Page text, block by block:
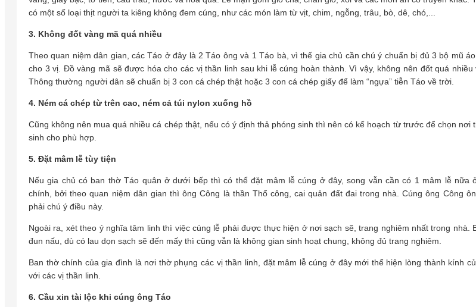
có một số loại thịt người ta kiêng không đem cúng, như các món làm từ vịt, chim, ngỗng, trâu, bò, dê, chó,...
3. Không đốt vàng mã quá nhiều
Theo quan niệm dân gian, các Táo ở đây là 2 Táo ông và 1 Táo bà, vì thế gia chủ cần chú ý chuẩn bị đủ 3 bộ mũ
cho 3 vị. Đồ vàng mã sẽ được hóa cho các vị thần linh sau khi lễ cúng hoàn thành. Vì vậy, không nên đốt quá nhiều
Thông thường người dân sẽ chuẩn bị 3 con cá chép thật hoặc 3 con cá chép giấy để làm “ngựa” tiễn Táo về trời.
4. Ném cá chép từ trên cao, ném cả túi nylon xuống hồ
Cũng không nên mua quá nhiều cá chép thật, nếu có ý định thả phóng sinh thì nên có kế hoạch từ trước để chọn nơi
sinh cho phù hợp.
5. Đặt mâm lễ tùy tiện
Nếu gia chủ có ban thờ Táo quân ở dưới bếp thì có thể đặt mâm lễ cúng ở đây, song vẫn cần có 1 mâm lễ nữa
chính, bởi theo quan niệm dân gian thì ông Công là thần Thổ công, cai quản đất đai trong nhà. Cúng ông Công
phải chú ý điều này.
Ngoài ra, xét theo ý nghĩa tâm linh thì việc cúng lễ phải được thực hiện ở nơi sạch sẽ, trang nghiêm nhất trong nhà.
đun nấu, dù có lau dọn sạch sẽ đến mấy thì cũng vẫn là không gian sinh hoạt chung, không đủ trang nghiêm.
Ban thờ chính của gia đình là nơi thờ phụng các vị thần linh, đặt mâm lễ cúng ở đây mới thể hiện lòng thành kính
với các vị thần linh.
6. Cầu xin tài lộc khi cúng ông Táo